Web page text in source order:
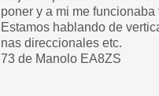
poner y a mi me
Estamos hablando de
nas direccionales etc.
73 de Manolo EA8ZS